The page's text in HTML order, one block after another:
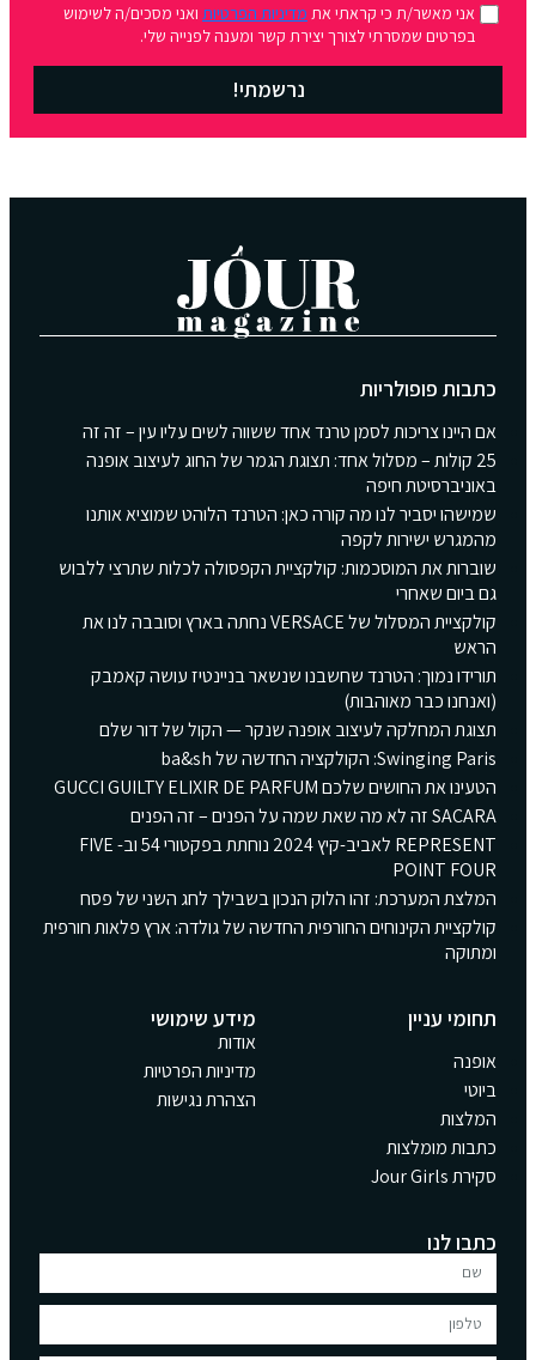
אני מאשר/ת כי קראתי את מדיניות הפרטיות ואני מסכים/ה לשימוש
בפרטים שמסרתי לצורך יצירת קשר ומענה לפנייה שלי.
נרשמתי!
כתבות פופולריות
אם היינו צריכות לסמן טרנד אחד ששווה לשים עליו עין – זה זה
25 קולות – מסלול אחד: תצוגת הגמר של החוג לעיצוב אופנה
באוניברסיטת חיפה
שמישהו יסביר לנו מה קורה כאן: הטרנד הלוהט שמוציא אותנו
מהמגרש ישירות לקפה
שוברות את המוסכמות: קולקציית הקפסולה לכלות שתרצי ללבוש
גם ביום שאחרי
קולקציית המסלול של VERSACE נחתה בארץ וסובבה לנו את
הראש
תורידו נמוך: הטרנד שחשבנו שנשאר בניינטיז עושה קאמבק
(ואנחנו כבר מאוהבות)
תצוגת המחלקה לעיצוב אופנה שנקר — הקול של דור שלם
Swinging Paris: הקולקציה החדשה של ba&sh
הטעינו את החושים שלכם GUCCI GUILTY ELIXIR DE PARFUM
SACARA זה לא מה שאת שמה על הפנים – זה הפנים
REPRESENT לאביב-קיץ 2024 נוחתת בפקטורי 54 וב- FIVE
POINT FOUR
המלצת המערכת: זהו הלוק הנכון בשבילך לחג השני של פסח
קולקציית הקינוחים החורפית החדשה של גולדה: ארץ פלאות חורפית
ומתוקה
תחומי עניין
אופנה
ביוטי
המלצות
כתבות מומלצות
סקירת Jour Girls
מידע שימושי
אודות
מדיניות הפרטיות
הצהרת נגישות
כתבו לנו